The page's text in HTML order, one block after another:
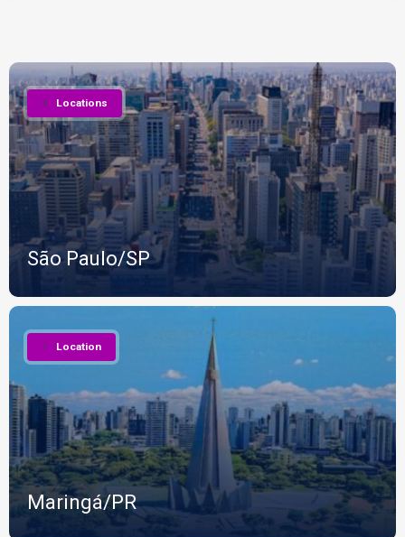
4 Locations
São Paulo/SP
1 Location
Maringá/PR